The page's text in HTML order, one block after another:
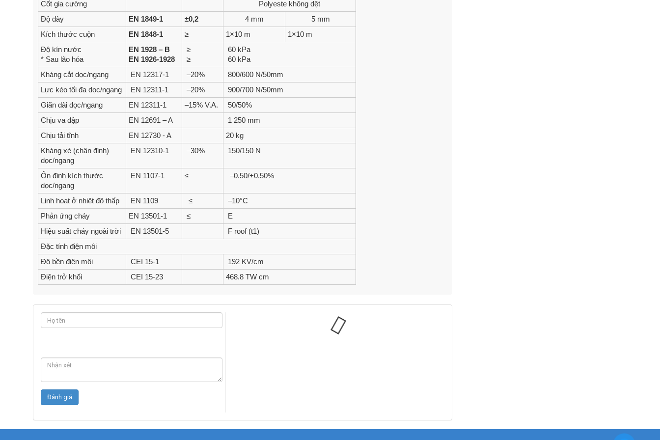
Cốt gia cường
Polyeste không dệt
Độ dày
EN 1849-1 ±0,2 4 mm
5 mm
Kích thước cuộn
EN 1848-1 ≥ 1×10 m
1×10 m
Độ kín nước
* Sau lão hóa
EN 1928 – B
EN 1926-1928
≥
≥
60 kPa
60 kPa
Kháng cắt dọc/ngang
EN 12317-1 –20%
800/600 N/50mm
Lực kéo tối đa dọc/ngang
EN 12311-1 –20%
900/700 N/50mm
Giãn dài dọc/ngang
EN 12311-1 –15% V.A.
50/50%
Chịu va đập
EN 12691 – A
1 250 mm
Chịu tải tĩnh
EN 12730 - A
20 kg
Kháng xé (chân đinh)
dọc/ngang
EN 12310-1 –30% 150/150 N
Ổn định kích thước
dọc/ngang
EN 1107-1 ≤ –0.50/+0.50%
Linh hoạt ở nhiệt độ thấp EN 1109 ≤
–10°C
Phản ứng cháy
EN 13501-1 ≤
E
Hiệu suất cháy ngoài trời
EN 13501-5
F roof (t1)
Đặc tính điện môi
Độ bền điện môi
CEI 15-1
192 KV/cm
Điện trở khối
CEI 15-23 468.8 TW cm